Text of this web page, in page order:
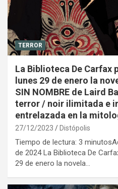
TERROR
La Biblioteca De Carfax
lunes 29 de enero la
SIN NOMBRE de Laird
terror / noir ilimitada e
entrelazada en la
27/12/2023 Distópolis
Tiempo de lectura: 3
de 2024 La Biblioteca De
29 de enero la novela…